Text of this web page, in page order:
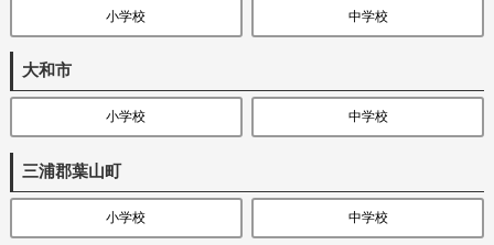
小学校 中学校
大和市
小学校 中学校
三浦郡葉山町
小学校 中学校